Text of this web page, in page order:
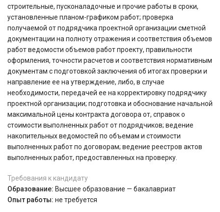
строительные, пусконаладочные и прочие работы в сроки,
установленные планом-графиком работ; проверка
получаемой от подрядчика проектной организации сметной
документации на полноту отражения и соответствия объемов
работ ведомости объемов работ проекту, правильности
оформления, точности расчетов и соответствия нормативным
документам с подготовкой заключения об итогах проверки и
направление ее на утверждение, либо, в случае
необходимости, передачей ее на корректировку подрядчику
проектной организации; подготовка и обоснование начальной
максимальной цены контракта договора от, справок о
стоимости выполненных работ от подрядчиков; ведение
накопительных ведомостей по объемам и стоимости
выполненных работ по договорам; ведение реестров актов
выполненных работ, предоставленных на проверку.
Требования к кандидату
Образование: Высшее образование — бакалавриат
Опыт работы: не требуется